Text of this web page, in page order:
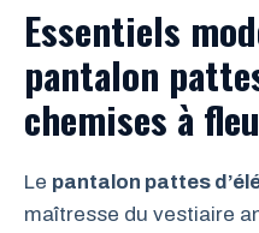
Essentiels
pantalon
chemises à
Le pantalon pattes
maîtresse du vestiaire